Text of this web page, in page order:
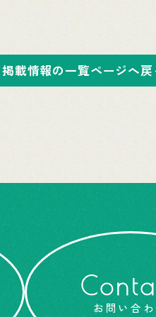
載情報の一覧ページへ戻
お問い合わ